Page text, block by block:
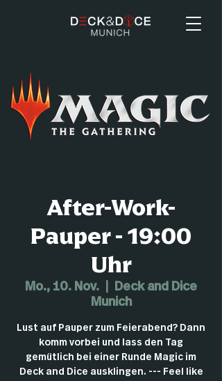
After-Work-
Pauper - 19:00
Uhr
Mo., 10. Nov.
Deck and Dice
Munich
Lust auf Pauper zum Feierabend? Dann
komm vorbei und lass den Tag
gemütlich bei einer Runde Magic im
Deck and Dice ausklingen. --- Feel like